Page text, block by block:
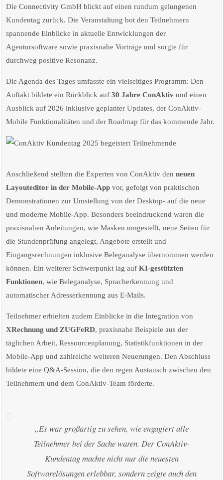
Die Connectivity GmbH blickt auf einen rundum gelungenen
Kundentag zurück. Die Veranstaltung bot den Teilnehmern
spannende Einblicke in aktuelle Entwicklungen der
Agentursoftware sowie praxisnahe Vorträge und sorgte für
durchweg positive Resonanz.
Die Agenda des Tages umfasste ein vielseitiges Programm: Den
Auftakt bildete ein Rückblick auf 30 Jahre ConAktivund einen
Ausblick auf 2026 inklusive geplanter Updates, der ConAktiv-
Mobile Funktionalitäten und der Roadmap für das kommende Jahr.
Anschließend stellten die Experten von ConAktiv den neuen
Layouteditor in der Mobile-Appvor, gefolgt von praktischen
Demonstrationen zur Umstellung von der Desktop- auf die neue
und moderne Mobile-App. Besonders beeindruckend waren die
praxisnahen Anleitungen, wie Masken umgestellt, neue Seiten für
die Stundenprüfung angelegt, Angebote erstellt und
Eingangsrechnungen inklusive Beleganalyse übernommen werden
können. Ein weiterer Schwerpunkt lag auf KI-gestützten
Funktionen, wie Beleganalyse, Spracherkennung und
automatischer Adresserkennung aus E-Mails.
Teilnehmer erhielten zudem Einblicke in die Integration von
XRechnung und ZUGFeRD, praxisnahe Beispiele aus der
täglichen Arbeit, Ressourcenplanung, Statistikfunktionen in der
Mobile-App und zahlreiche weiteren Neuerungen. Den Abschluss
bildete eine Q&A-Session, die den regen Austausch zwischen den
Teilnehmern und dem ConAktiv-Team förderte.
„Es war großartig zu sehen, wie engagiert alle
Teilnehmer bei der Sache waren. Der ConAktiv-
Kundentag machte nicht nur die neuesten
Softwarelösungen erlebbar, sondern zeigte auch den